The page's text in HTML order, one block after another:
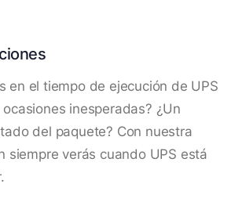
en el tiempo de ejecución de UPS
inesperadas? ¿Un
del paquete? Con nuestra
siempre verás cuando UPS está